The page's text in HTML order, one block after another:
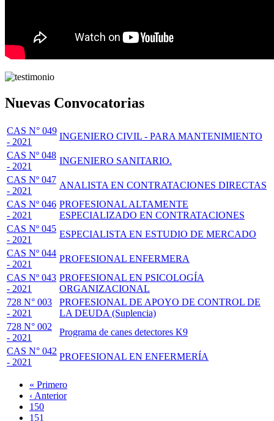
Nuevas Convocatorias
CAS N° 049
- 2021
INGENIERO CIVIL - PARA MANTENIMIENTO
CAS Nº 048
- 2021
INGENIERO SANITARIO.
CAS Nº 047
- 2021
ANALISTA EN CONTRATACIONES DIRECTAS
CAS Nº 046
- 2021
PROFESIONAL ALTAMENTE
ESPECIALIZADO EN CONTRATACIONES
CAS Nº 045
- 2021
ESPECIALISTA EN ESTUDIO DE MERCADO
CAS Nº 044
- 2021
PROFESIONAL ENFERMERA
CAS Nº 043
- 2021
PROFESIONAL EN PSICOLOGÍA
ORGANIZACIONAL
728 N° 003
- 2021
PROFESIONAL DE APOYO DE CONTROL DE
LA DEUDA (Suplencia)
728 N° 002
- 2021
Programa de canes detectores K9
CAS N° 042
- 2021
PROFESIONAL EN ENFERMERÍA
Paginación
Primera
página
« Primero
Página
anterior
‹ Anterior
Page
150
Page
151